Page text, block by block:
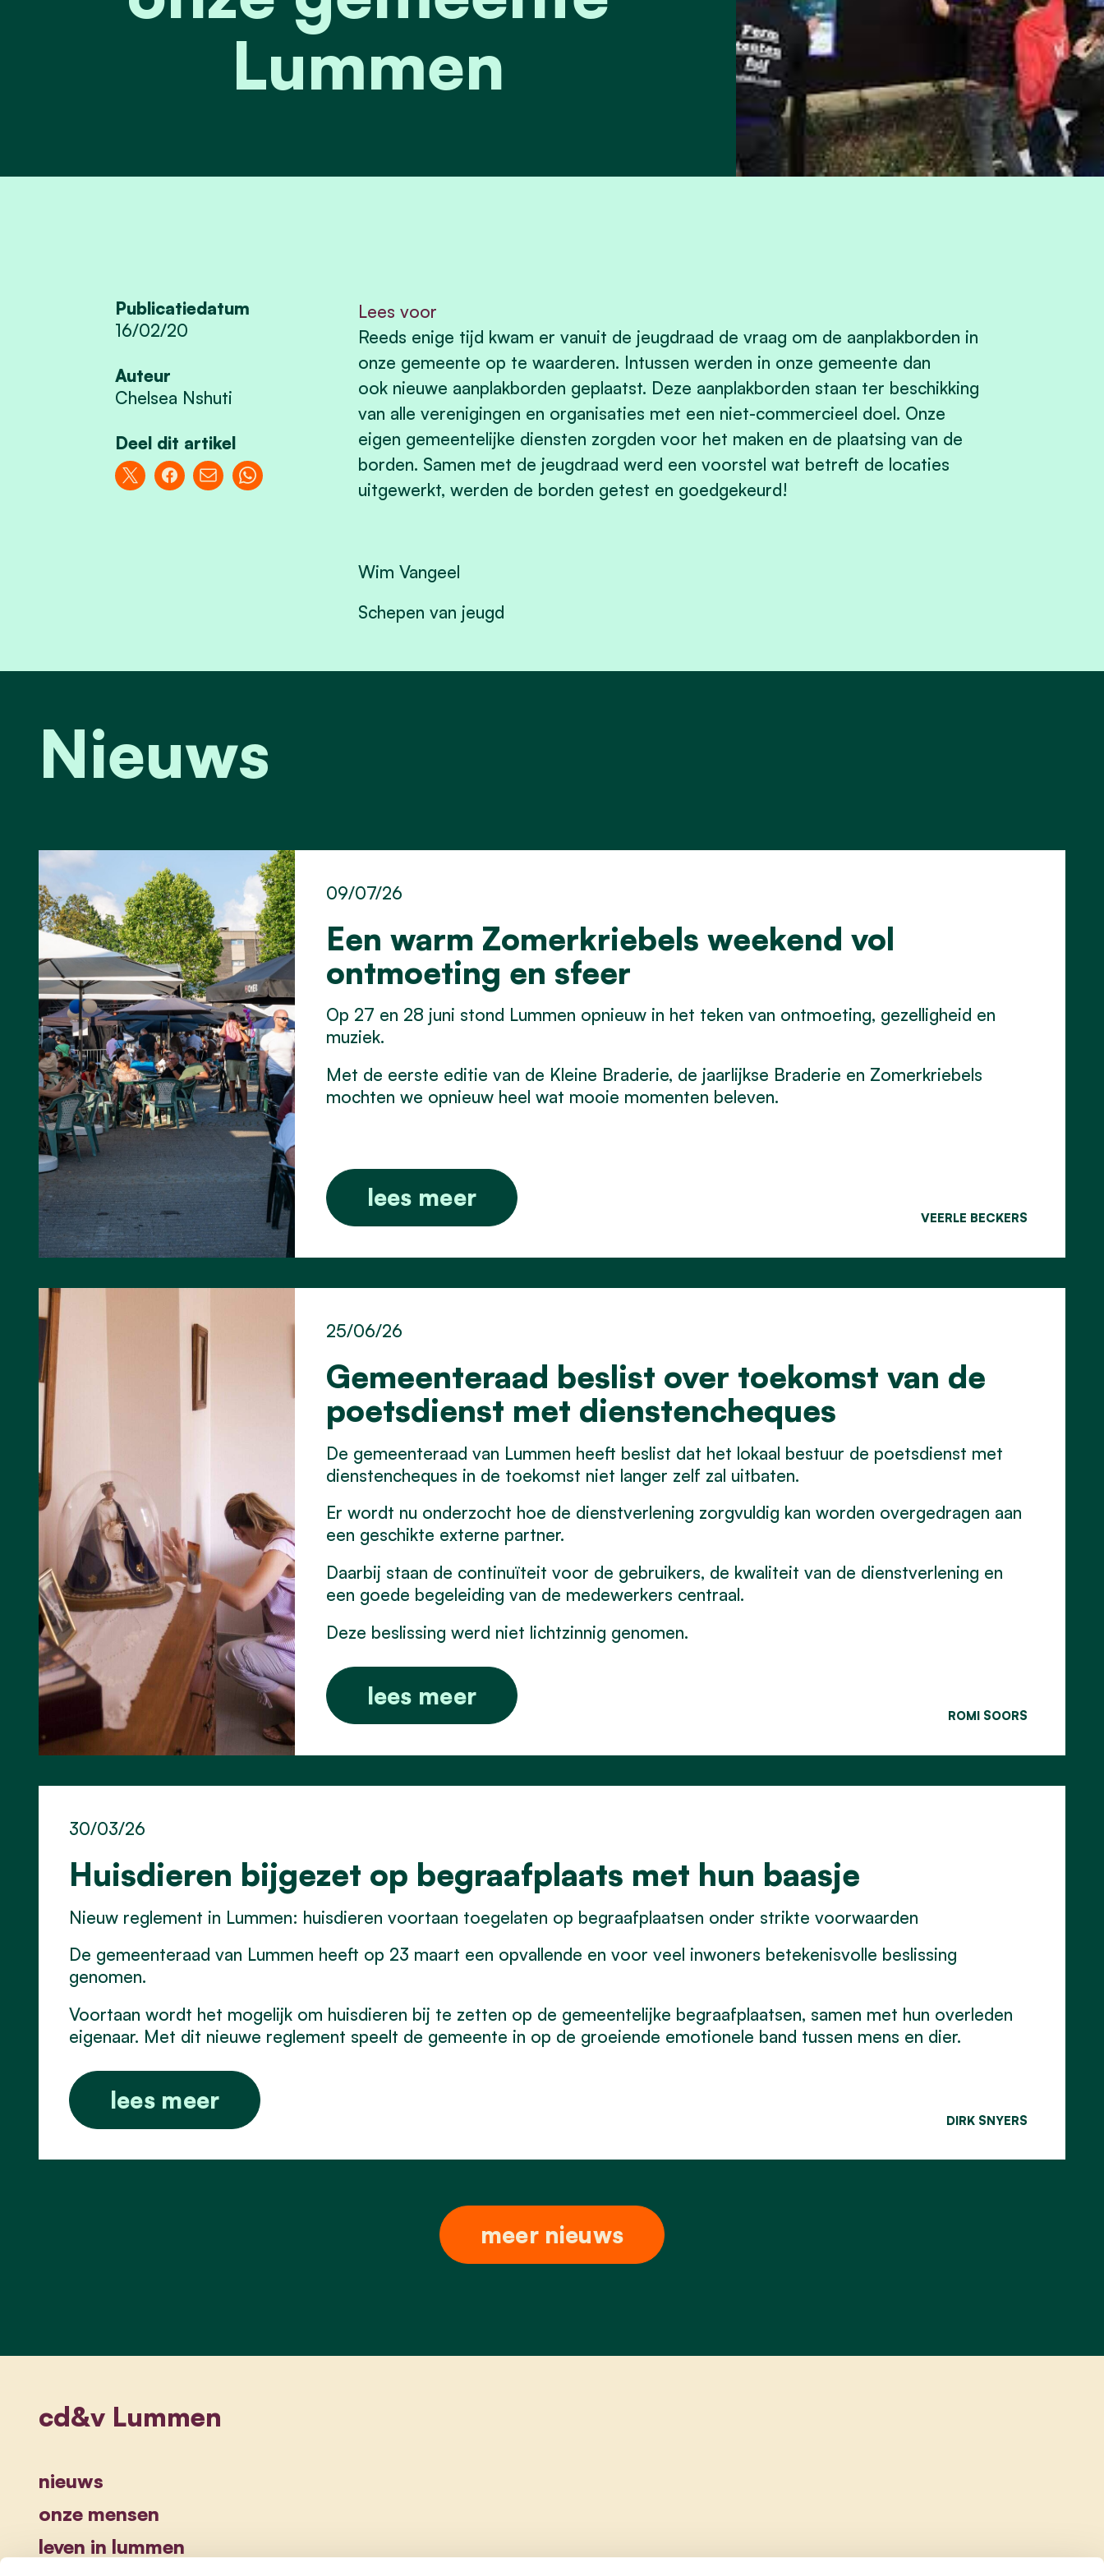
Lummen
Publicatiedatum
16/02/20
Auteur
Chelsea Nshuti
Deel dit artikel
Lees voor
Reeds enige tijd kwam er vanuit de jeugdraad de vraag om de aanplakborden in
onze gemeente op te waarderen. Intussen werden in onze gemeente dan
ook nieuwe aanplakborden geplaatst. Deze aanplakborden staan ter beschikking
van alle verenigingen en organisaties met een niet-commercieel doel. Onze
eigen gemeentelijke diensten zorgden voor het maken en de plaatsing van de
borden. Samen met de jeugdraad werd een voorstel wat betreft de locaties
uitgewerkt, werden de borden getest en goedgekeurd!
Wim Vangeel
Schepen van jeugd
Nieuws
Een warm Zomerkriebels weekend vol
ontmoeting en sfeer
09/07/26
Op 27 en 28 juni stond Lummen opnieuw in het teken van ontmoeting, gezelligheid en
muziek.
Met de eerste editie van de Kleine Braderie, de jaarlijkse Braderie en Zomerkriebels
mochten we opnieuw heel wat mooie momenten beleven.
lees meer
VEERLE BECKERS
Gemeenteraad beslist over toekomst van de
poetsdienst met dienstencheques
25/06/26
De gemeenteraad van Lummen heeft beslist dat het lokaal bestuur de poetsdienst met
dienstencheques in de toekomst niet langer zelf zal uitbaten.
Er wordt nu onderzocht hoe de dienstverlening zorgvuldig kan worden overgedragen aan
een geschikte externe partner.
Daarbij staan de continuïteit voor de gebruikers, de kwaliteit van de dienstverlening en
een goede begeleiding van de medewerkers centraal.
Deze beslissing werd niet lichtzinnig genomen.
lees meer
ROMI SOORS
Huisdieren bijgezet op begraafplaats met hun baasje
30/03/26
Nieuw reglement in Lummen: huisdieren voortaan toegelaten op begraafplaatsen onder strikte voorwaarden
De gemeenteraad van Lummen heeft op 23 maart een opvallende en voor veel inwoners betekenisvolle beslissing
genomen.
Voortaan wordt het mogelijk om huisdieren bij te zetten op de gemeentelijke begraafplaatsen, samen met hun overleden
eigenaar. Met dit nieuwe reglement speelt de gemeente in op de groeiende emotionele band tussen mens en dier.
lees meer
DIRK SNYERS
meer nieuws
cd&v Lummen
nieuws
onze mensen
leven in lummen